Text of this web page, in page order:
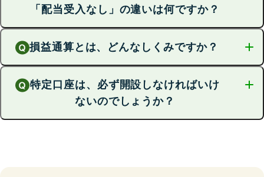
してください（2016年1月から、国債の譲渡により生じた所得（売
却・償還益）も申告分離課税の対象となりました）。
売却益などの所得（給与所得者の場合、給与所得・退職所得は含め
ない所得）が20万円以下の場合など、確定申告が不要となる場合が
あります（年間の給与収入が2,000万円を超える場合は該当しませ
ん）。
国債についても同様に、利子の受け取りのみの場合や年間の売却・
「配当受入なし」の違いは何ですか？
特定口座での損益通算の範囲が異なります。
「配当受入あり」は、譲渡損益と配当金（分配金）の損益通算が可
能で、「配当受入なし」は、投資信託の売却益のみについて損益通
算を行います。
「配当受入あり」を選択している場合、一般口座で受け取る分配金について
も損益通算対象となります。
損益通算とは、どんなしくみですか？
損益通算とは、年間の利益と損失を合計することにより、課税され
る所得を減らすことができるしくみです。
例えば、ある銘柄を売却して利益があり、別の銘柄の売却で損失が
特定口座は、必ず開設しなければいけ
ないのでしょうか？